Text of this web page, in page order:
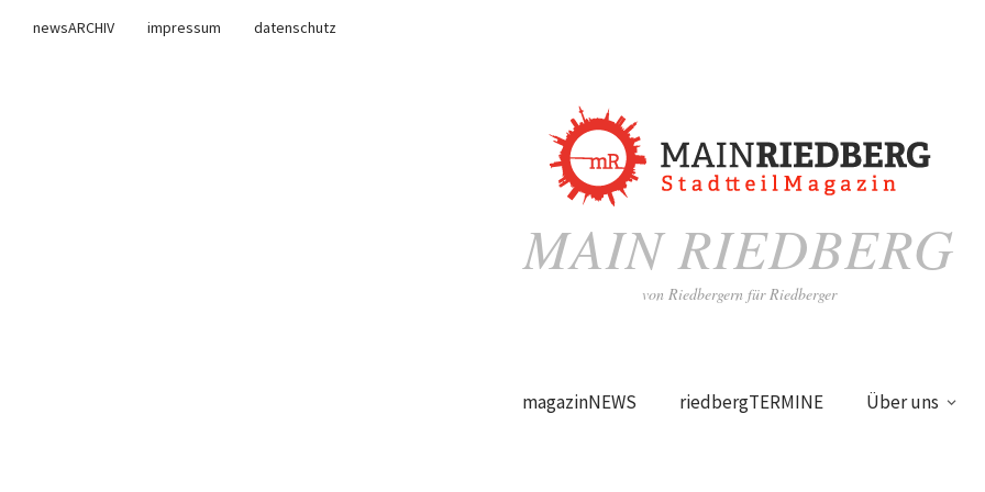
newsARCHIV impressum
datenschutz
MAIN RIEDBERG
von Riedbergern für Riedberger
magazinNEWS riedbergTERMINE Über uns